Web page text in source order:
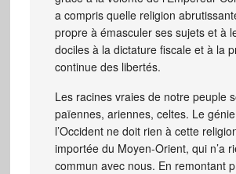
a compris quelle religion
propre à émasculer ses sujets et à
dociles à la dictature fiscale et à la
continue des libertés.
Les racines vraies de notre peuple
païennes, ariennes, celtes. Le
l’Occident ne doit rien à cette
importée du Moyen-Orient, qui n’a
commun avec nous. En remontant